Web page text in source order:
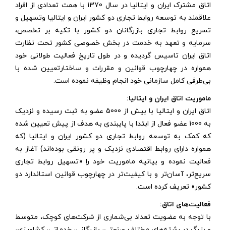
اتاق مشترک ایران و ایتالیا در سال 1370 با همت تعدادی از افراد
علاقمند به توسعه روابط تجاری دو کشور ایران و ایتالیا وتسهیل و
تسریع روابط تجاری بازرگانان دو کشور با تکیه بر تخصص،
سرمایه و تعهد به خدمت در بخش خصوصی کشور تحت نظارت
اتاق ایران تاسیس گردیده و در طول تاریخ فعالیت طولانی خود
همواره در چهارچوب قوانین و مقررات و ساختارتعیین شده با
بی‌طرفی کامل سازمانی خود انجام وظیفه نموده است.
ماموریت اتاق ایران و ایتالیا:
اتاق ایران و ایتالیا با بیش از 5000 عضو به ثبت رسیده و نزدیک
به 1000 عضو فعال از ابتدا با پایبندی به هدف از پیش تعیین شده
که کمک به توسعه روابط تجاری دو کشور ایران و ایتالیا (که
همواره دارای روابط اقتصادی نزدیک و پر رونقی بوده‌اند) آغاز به
فعالیت نموده و بیانیه ماموریت خود را «تسهیل روابط تجاری
سریع‌تر، آسان‌تر و با کیفیت‌تر در چهارچوب قوانین استاندارد دو
کشور» تعریف کرده است.
فعالیت‌های اتاق:
با توجه به عضویت تعداد بی‌شماری از شرکت‌های کوچک، متوسط